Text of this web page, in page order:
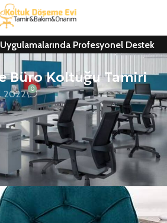
Profesyonel Destek
Büro Koltuğu Tamiri
2022 0